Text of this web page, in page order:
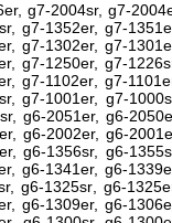
g7-2004sr, g7-
g7-1352er, g7-
g7-1302er, g7-
g7-1250er, g7-
g7-1102er, g7-
g7-1001er, g7-
g6-2051er, g6-
g6-2002er, g6-
g6-1356sr, g6-
g6-1341er, g6-
g6-1325sr, g6-
g6-1309er, g6-